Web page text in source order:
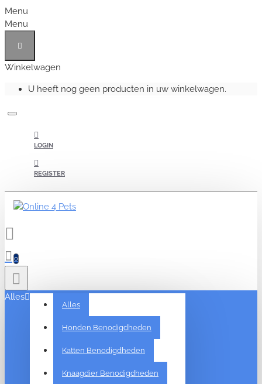
Menu
Menu
Winkelwagen
U heeft nog geen producten in uw winkelwagen.
LOGIN
REGISTER
0
Alles
Alles
Honden Benodigdheden
Katten Benodigdheden
Knaagdier Benodigdheden